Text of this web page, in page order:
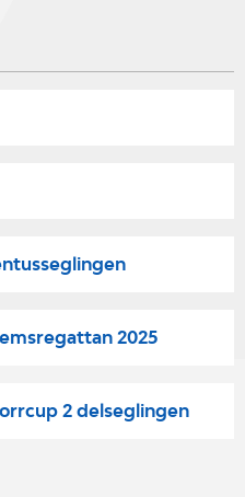
2025
2 delseglingen